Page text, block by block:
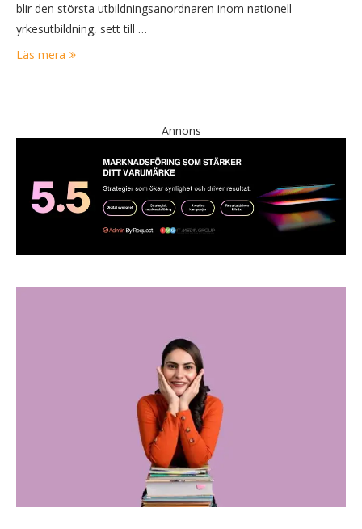
blir den största utbildningsanordnaren inom nationell
yrkesutbildning, sett till …
Läs mera
Annons